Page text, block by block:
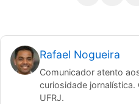
Rafael Nogueira
Comunicador atento
curiosidade jornalística.
UFRJ.